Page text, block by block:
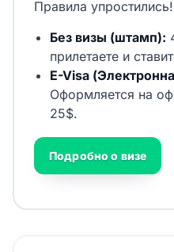
Правила
Без визы (штамп):
прилетаете и
E-Visa
Оформляется на
25$.
Подробно о визе